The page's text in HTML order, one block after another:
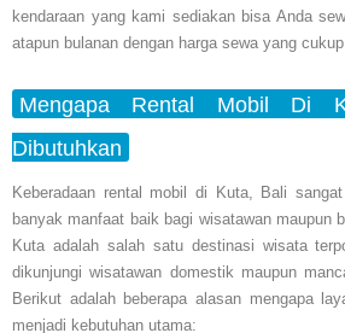
kendaraan yang kami sediakan bisa Anda
atapun bulanan dengan harga sewa yang
Mengapa Rental Mobil Di
Dibutuhkan
Keberadaan rental mobil di Kuta, Bali
banyak manfaat baik bagi wisatawan maupun
Kuta adalah salah satu destinasi wisata
dikunjungi wisatawan domestik maupun
Berikut adalah beberapa alasan mengapa
menjadi kebutuhan utama: